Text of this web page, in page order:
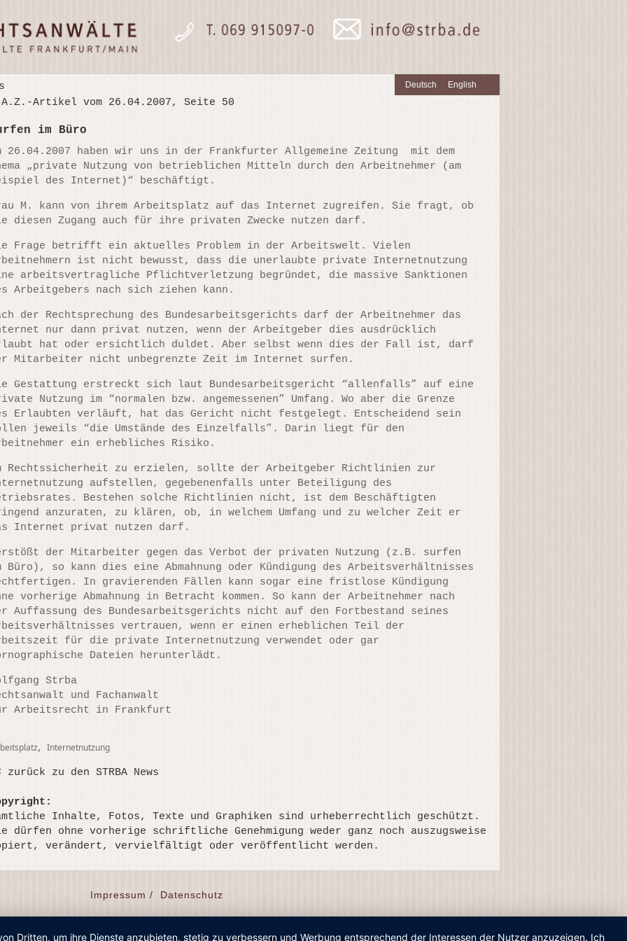
Deutsch English
Artikel vom 26.04.2007, Seite 50
im Büro
26.04.2007 haben wir uns in der Frankfurter Allgemeine Zeitung mit dem
„private Nutzung von betrieblichen Mitteln durch den Arbeitnehmer (am
des Internet)“ beschäftigt.
M. kann von ihrem Arbeitsplatz auf das Internet zugreifen. Sie fragt, ob
diesen Zugang auch für ihre privaten Zwecke nutzen darf.
Frage betrifft ein aktuelles Problem in der Arbeitswelt. Vielen
ist nicht bewusst, dass die unerlaubte private Internetnutzung
arbeitsvertragliche Pflichtverletzung begründet, die massive Sanktionen
Arbeitgebers nach sich ziehen kann.
der Rechtsprechung des Bundesarbeitsgerichts darf der Arbeitnehmer das
nur dann privat nutzen, wenn der Arbeitgeber dies ausdrücklich
hat oder ersichtlich duldet. Aber selbst wenn dies der Fall ist, darf
Mitarbeiter nicht unbegrenzte Zeit im Internet surfen.
Gestattung erstreckt sich laut Bundesarbeitsgericht “allenfalls” auf eine
Nutzung im “normalen bzw. angemessenen” Umfang. Wo aber die Grenze
Erlaubten verläuft, hat das Gericht nicht festgelegt. Entscheidend sein
jeweils “die Umstände des Einzelfalls”. Darin liegt für den
ein erhebliches Risiko.
Rechtssicherheit zu erzielen, sollte der Arbeitgeber Richtlinien zur
aufstellen, gegebenenfalls unter Beteiligung des
Bestehen solche Richtlinien nicht, ist dem Beschäftigten
anzuraten, zu klären, ob, in welchem Umfang und zu welcher Zeit er
Internet privat nutzen darf.
der Mitarbeiter gegen das Verbot der privaten Nutzung (z.B. surfen
Büro), so kann dies eine Abmahnung oder Kündigung des Arbeitsverhältnisses
In gravierenden Fällen kann sogar eine fristlose Kündigung
vorherige Abmahnung in Betracht kommen. So kann der Arbeitnehmer nach
Auffassung des Bundesarbeitsgerichts nicht auf den Fortbestand seines
vertrauen, wenn er einen erheblichen Teil der
für die private Internetnutzung verwendet oder gar
Dateien herunterlädt.
Strba
und Fachanwalt
Arbeitsrecht in Frankfurt
, Internetnutzung
zurück zu den STRBA News
Inhalte, Fotos, Texte und Graphiken sind urheberrechtlich geschützt.
dürfen ohne vorherige schriftliche Genehmigung weder ganz noch auszugsweise
verändert, vervielfältigt oder veröffentlicht werden.
Impressum / Datenschutz
Dritten, um ihre Dienste anzubieten, stetig zu verbessern und Werbung entsprechend der Interessen der Nutzer anzuzeigen. Ich